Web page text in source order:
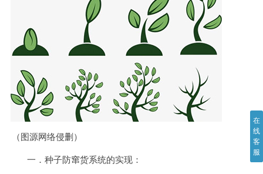
（图源网络侵删）
一．种子防窜货系统的实现：
在
线
客
服